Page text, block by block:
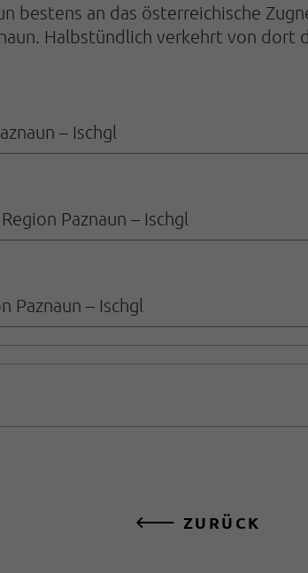
bestens an das österreichische
Halbstündlich verkehrt von dort
– Ischgl
Paznaun – Ischgl
Paznaun – Ischgl
ZURÜCK